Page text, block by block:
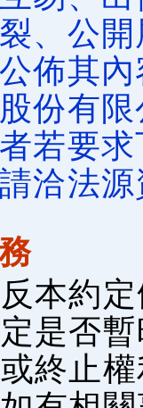
、公
佈其
份有
若要
洽法
本約
是否
終止